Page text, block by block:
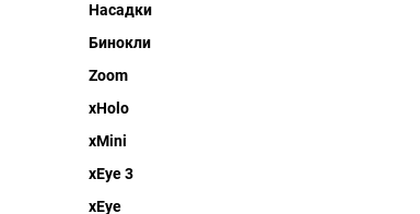
Насадки
Бинокли
Zoom
xHolo
xMini
xEye 3
xEye